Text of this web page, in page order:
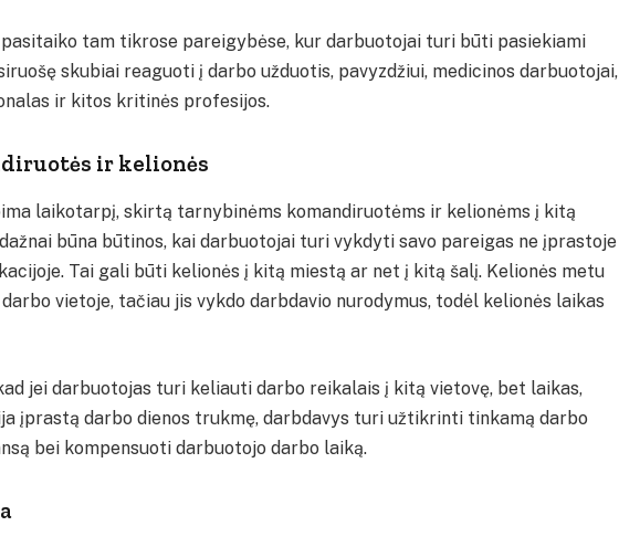
pasitaiko tam tikrose pareigybėse, kur darbuotojai turi būti pasiekiami
skubiai reaguoti į darbo užduotis, pavyzdžiui, medicinos darbuotojai,
ir kitos kritinės profesijos.
ir kelionės
laikotarpį, skirtą tarnybinėms komandiruotėms ir kelionėms į kitą
būna būtinos, kai darbuotojai turi vykdyti savo pareigas ne įprastoje
Tai gali būti kelionės į kitą miestą ar net į kitą šalį. Kelionės metu
vietoje, tačiau jis vykdo darbdavio nurodymus, todėl kelionės laikas
jei darbuotojas turi keliauti darbo reikalais į kitą vietovę, bet laikas,
įprastą darbo dienos trukmę, darbdavys turi užtikrinti tinkamą darbo
bei kompensuoti darbuotojo darbo laiką.